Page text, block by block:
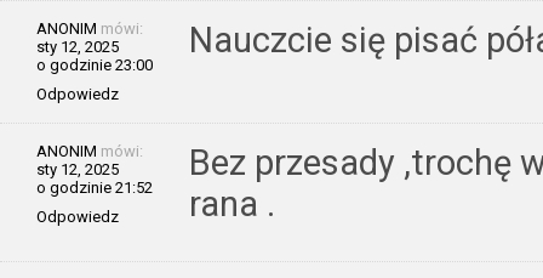
ANONIM mówi:
sty 12, 2025
o godzinie 23:00
Odpowiedz
Nauczcie się pisać
ANONIM mówi:
sty 12, 2025
o godzinie 21:52
Odpowiedz
Bez przesady ,trochę
rana .